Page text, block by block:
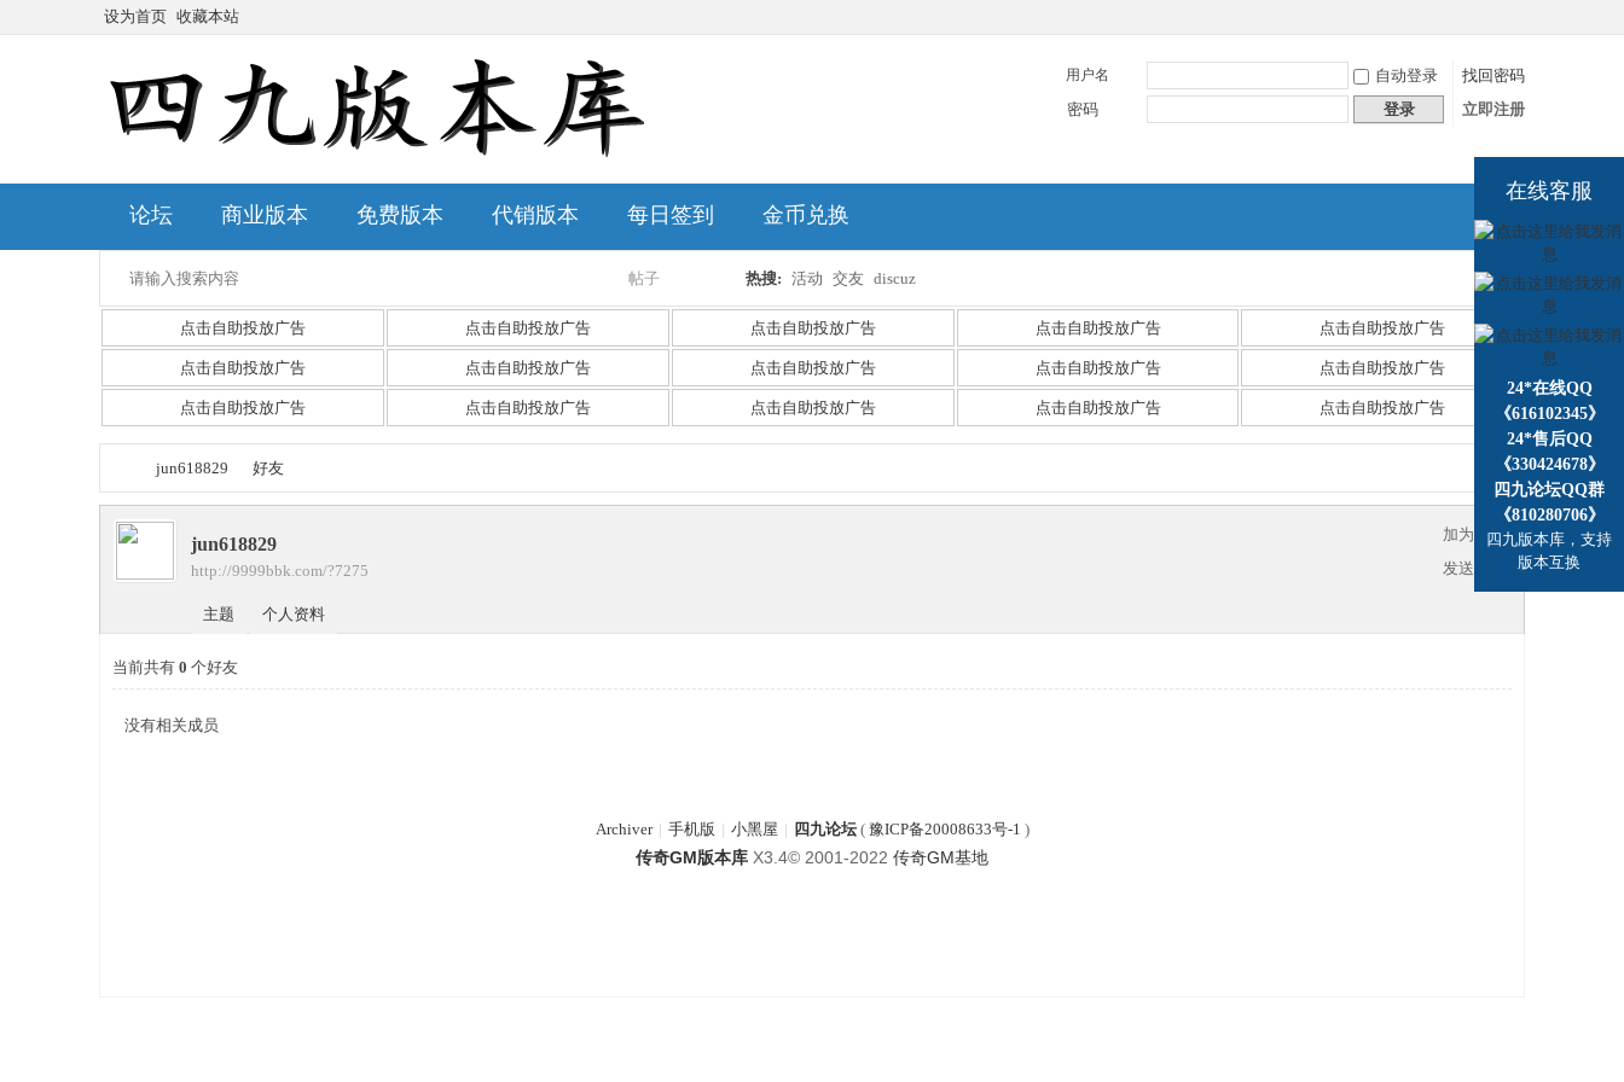
设为首页 收藏本站
用户名 自动登录
找回密码
密码
登录 立即注册
捷导
航
论坛 商业版本 免费版本 代销版本 每日签到 金币兑换
帖子
搜
热搜: 活动 交友 discuz
点击自助投放广告 点击自助投放广告 点击自助投放广告 点击自助投放广告 点击自助投放广告
点击自助投放广告 点击自助投放广告 点击自助投放广告 点击自助投放广告 点击自助投放广告
点击自助投放广告 点击自助投放广告 点击自助投放广告 点击自助投放广告 点击自助投放广告
jun618829
›
好友
加为好友
发送消息
jun618829
http://9999bbk.com/?7275
主题 个人资料
当前共有 0 个好友
没有相关成员
在线客服
24*在线QQ
《616102345》
24*售后QQ
《330424678》
四九论坛QQ群
《810280706》
四九版本库，支持
版本互换
Archiver | 手机版 | 小黑屋 | 四九论坛( 豫ICP备20008633号-1 )
传奇GM版本库 X3.4© 2001-2022 传奇GM基地